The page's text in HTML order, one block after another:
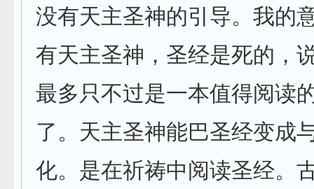
没有天主圣神的引导。我的
有天主圣神，圣经是死的，
最多只不过是一本值得阅读
了。天主圣神能巴圣经变成
化。是在祈祷中阅读圣经。